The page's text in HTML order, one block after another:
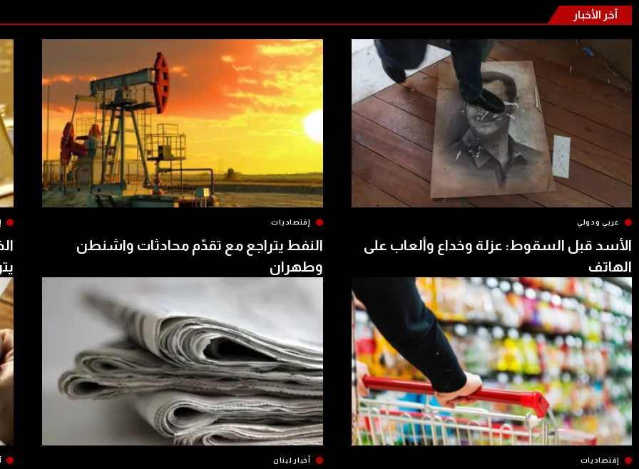
آخر الأخبار
عربي ودولي
الأسد قبل السقوط: عزلة وخداع وألعاب على
الهاتف
إقتصاديات
النفط يتراجع مع تقدّم محادثات واشنطن
وطهران
إقتصاديات أخبار لبنان